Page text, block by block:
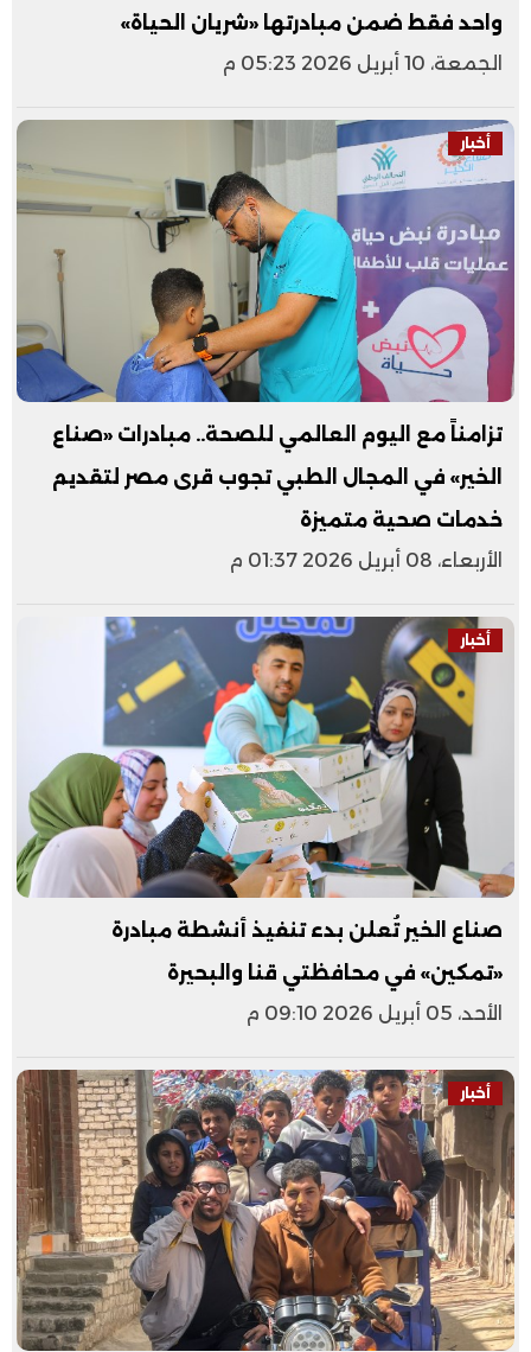
واحد فقط ضمن مبادرتها «شريان الحياة»
الجمعة، 10 أبريل 2026 05:23 م
أخبار
تزامناً مع اليوم العالمي للصحة.. مبادرات «صناع
الخير» في المجال الطبي تجوب قرى مصر لتقديم
خدمات صحية متميزة
الأربعاء، 08 أبريل 2026 01:37 م
أخبار
صناع الخير تُعلن بدء تنفيذ أنشطة مبادرة
«تمكين» في محافظتي قنا والبحيرة
الأحد، 05 أبريل 2026 09:10 م
أخبار